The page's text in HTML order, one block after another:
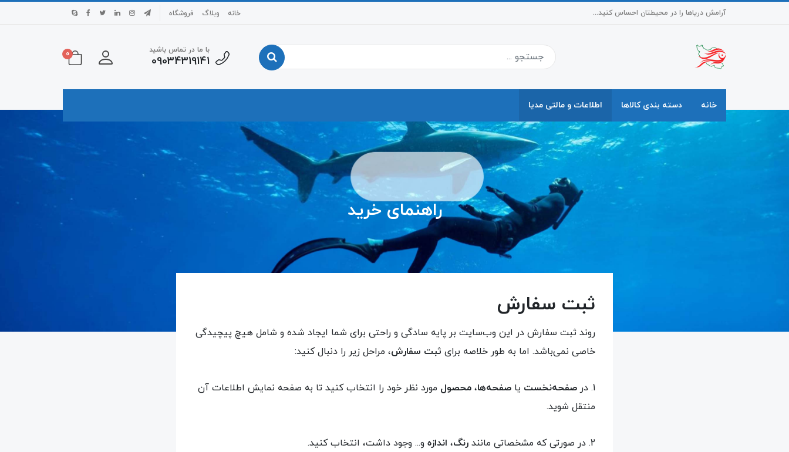
آرامش دریاها را در محیطتان احساس کنید... خانه وبلاگ فروشگاه
با ما در تماس باشید
09034319141
0
خانه دسته بندی کالاها اطلاعات و مالتی مدیا
راهنمای خرید
ثبت سفارش
روند ثبت سفارش در این وب‌سایت بر پایه سادگی و راحتی برای شما ایجاد شده و شامل هیچ پیچیدگی
خاصی نمی‌باشد. اما به طور خلاصه برای ثبت سفارش، مراحل زیر را دنبال کنید:
1. در صفحه‌نخست یاصفحه‌ها،محصول مورد نظر خود را انتخاب کنید تا به صفحه نمایش اطلاعات آن
منتقل شوید.
2. در صورتی که مشخصاتی مانند رنگ، اندازه و... وجود داشت، انتخاب کنید.